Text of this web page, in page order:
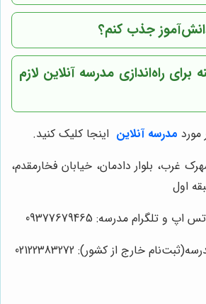
جذب کنم؟
راه‌اندازی مدرسه آنلاین لازم
مورد مدرسه آنلاین اینجا کلیک کنید.
غرب، بلوار دادمان، خیابان فخارمقدم،
تلگرام مدرسه: 09377679465
خارج از کشور): 02122383272